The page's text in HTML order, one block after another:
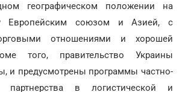
географическом положении на
Европейским союзом и Азией, с
отношениями и хорошей
того, правительство Украины
и предусмотрены программы частно-
партнерства в логистической и